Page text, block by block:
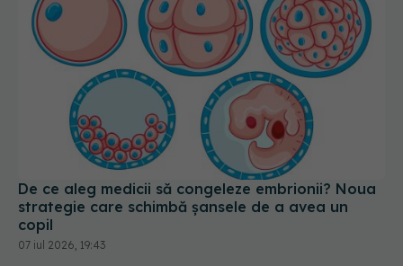
De ce aleg medicii să congeleze embrionii? Noua
strategie care schimbă șansele de a avea un
copil
07 iul 2026, 19:43